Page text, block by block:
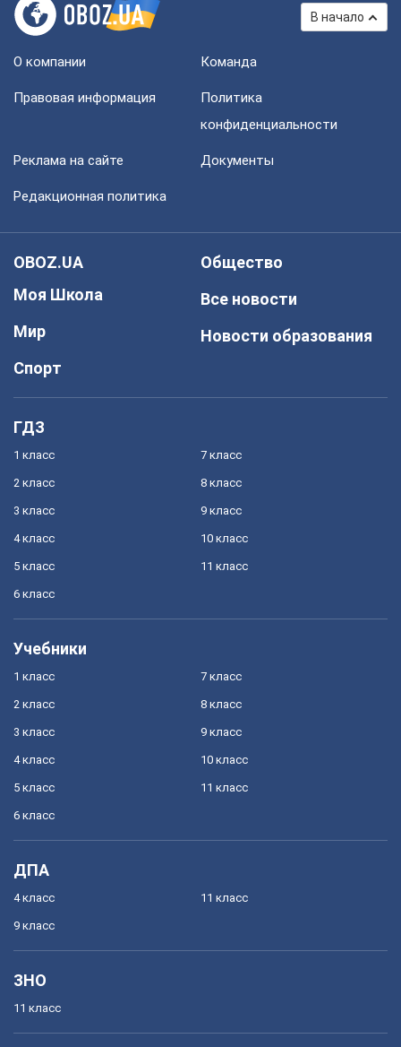
В начало
О компании Команда
Правовая информация
Политика
конфиденциальности
Реклама на сайте Документы
Редакционная политика
OBOZ.UA
Моя Школа
Мир
Спорт
Общество
Все новости
Новости образования
ГДЗ
1 класс
2 класс
3 класс
4 класс
5 класс
6 класс
7 класс
8 класс
9 класс
10 класс
11 класс
Учебники
1 класс
2 класс
3 класс
4 класс
5 класс
6 класс
7 класс
8 класс
9 класс
10 класс
11 класс
ДПА
4 класс
9 класс
11 класс
ЗНО
11 класс